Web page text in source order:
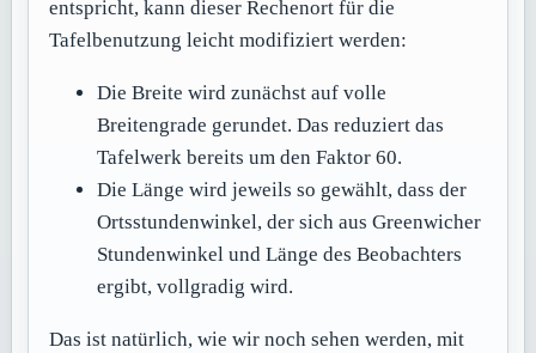
entspricht, kann dieser Rechenort für die
Tafelbenutzung leicht modifiziert werden:
Die Breite wird zunächst auf volle
Breitengrade gerundet. Das reduziert das
Tafelwerk bereits um den Faktor 60.
Die Länge wird jeweils so gewählt, dass der
Ortsstundenwinkel, der sich aus Greenwicher
Stundenwinkel und Länge des Beobachters
ergibt, vollgradig wird.
Das ist natürlich, wie wir noch sehen werden, mit